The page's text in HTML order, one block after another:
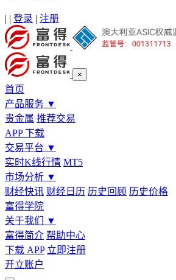
| | 登录 | 注册
×
首页
产品服务 ▼
贵金属 推荐交易
APP 下载
交易平台 ▼
实时K线行情 MT5
市场分析 ▼
财经快讯 财经日历 历史回顾 历史价格
富得学院
关于我们
▼
富得简介 帮助中心
下载 APP 立即注册
开立账户